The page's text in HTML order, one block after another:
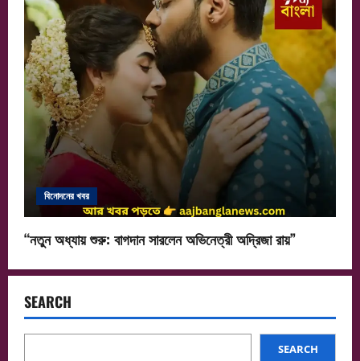
বিনোদনের খবর
“নতুন অধ্যায় শুরু: বাগদান সারলেন অভিনেত্রী অদ্রিজা রায়”
SEARCH
SEARCH